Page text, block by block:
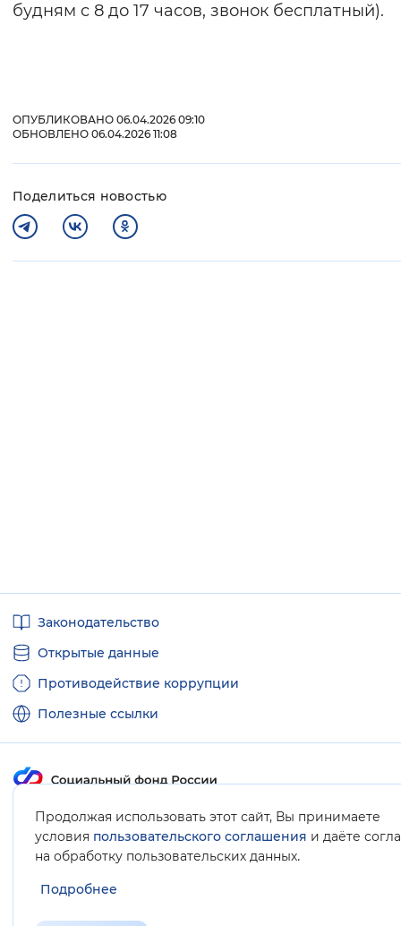
будням с 8 до 17 часов, звонок бесплатный).
ОПУБЛИКОВАНО 06.04.2026 09:10
ОБНОВЛЕНО 06.04.2026 11:08
Поделиться новостью
Продолжая использовать этот сайт, Вы принимаете
условия пользовательского соглашения и даёте
на обработку пользовательских данных.
Подробнее
ссылкиЗаконодательство
Открытые данные
Противодействие коррупции
Полезные ссылки
Карта сайта